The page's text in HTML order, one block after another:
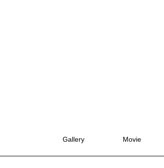
Gallery Movie